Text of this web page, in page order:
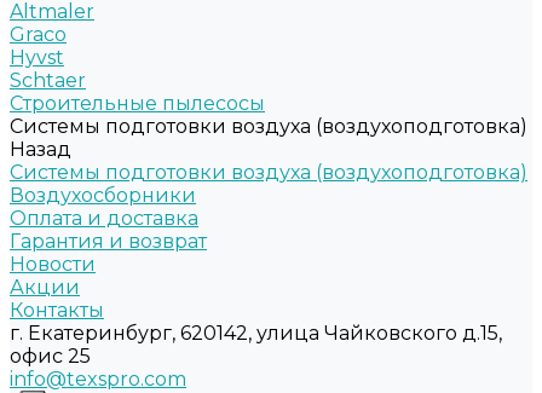
Altmaler
Graco
Hyvst
Schtaer
Строительные пылесосы
Системы подготовки воздуха (воздухоподготовка)
Назад
Системы подготовки воздуха (воздухоподготовка)
Воздухосборники
Оплата и доставка
Гарантия и возврат
Новости
Акции
Контакты
г. Екатеринбург, 620142, улица Чайковского д.15,
офис 25
info@texspro.com